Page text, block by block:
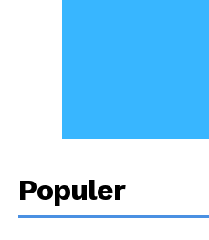
Populer